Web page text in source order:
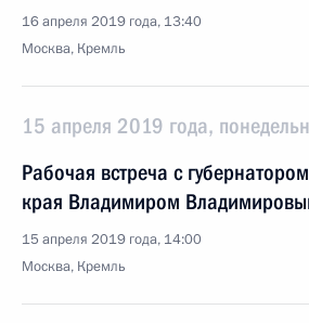
16 апреля 2019 года, 13:40
Москва, Кремль
15 апреля 2019 года,
Рабочая встреча с
края Владимиром
15 апреля 2019 года, 14:00
Москва, Кремль